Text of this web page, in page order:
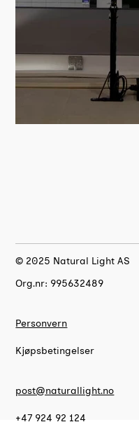
© 2025 Natural Light AS
Org.nr: 995632489
Personvern
Kjøpsbetingelser
post@naturallight.no
+47 924 92 124